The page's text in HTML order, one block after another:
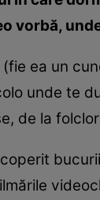
vorbă,
ea un
unde te
de la